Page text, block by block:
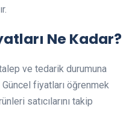
Ne Kadar?
ve tedarik durumuna
fiyatları öğrenmek
satıcılarını takip